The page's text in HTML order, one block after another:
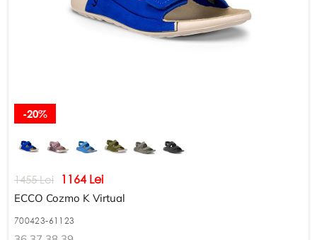
-20%
1455 Lei 1164 Lei
ECCO Cozmo K Virtual
700423-61123